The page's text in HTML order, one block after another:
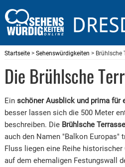
Startseite> Sehenswürdigkeiten > Brühlsche
Die Brühlsche
Ein schöner Ausblick und prima für
besser lassen sich die 500 Meter
beschreiben. Die Brühlsche Terrasse
auch den Namen "Balkon Europas"
Fluss liegen eine Reihe historischer
auf dem ehemaligen Festungswall